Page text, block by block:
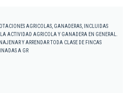
AGRICOLAS, GANADERAS, INCLUIDAS
ACTIVIDAD AGRICOLA Y GANADERA EN GENERAL.
Y ARRENDAR TODA CLASE DE FINCAS
A GR